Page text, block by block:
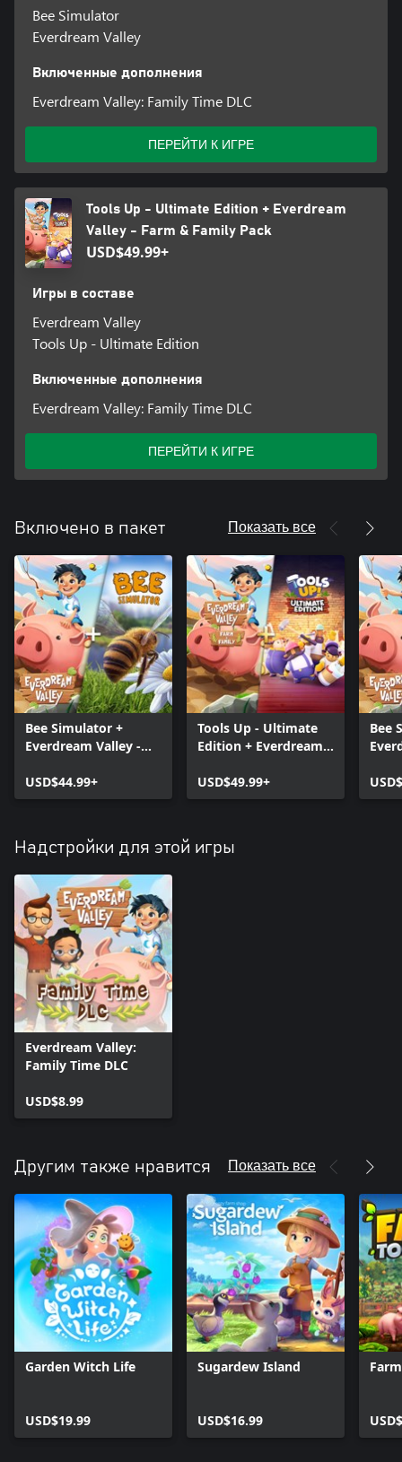
Bee Simulator
Everdream Valley
Включенные дополнения
Everdream Valley: Family Time DLC
ПЕРЕЙТИ К ИГРЕ
Tools Up - Ultimate Edition + Everdream
Valley - Farm & Family Pack
USD$49.99+
Игры в составе
Everdream Valley
Tools Up - Ultimate Edition
Включенные дополнения
Everdream Valley: Family Time DLC
ПЕРЕЙТИ К ИГРЕ
Включено в пакет Показать все
Bee Simulator +
Everdream Valley -
USD$44.99+
Tools Up - Ultimate
Edition + Everdream
Family Pack
USD$49.99+
Bee
Надстройки для этой игры
Everdream Valley:
Family Time DLC
USD$8.99
Другим также нравится Показать все
Garden Witch Life
USD$19.99
Sugardew Island
USD$16.99